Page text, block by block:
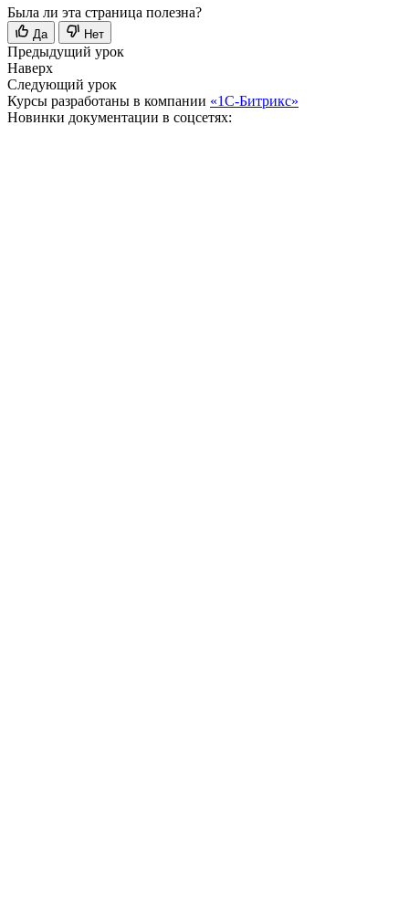
Была ли эта страница полезна?
Да Нет
Предыдущий урок
Наверх
Следующий урок
Курсы разработаны в компании «1С-Битрикс»
Новинки документации в соцсетях: